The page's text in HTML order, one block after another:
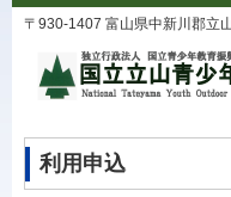
〒930-1407 富山県中新川郡
利用申込